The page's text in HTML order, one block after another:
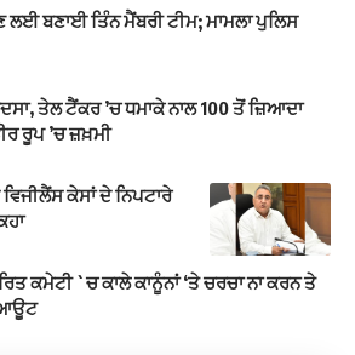
ਲਈ ਬਣਾਈ ਤਿੰਨ ਮੈਂਬਰੀ ਟੀਮ; ਮਾਮਲਾ ਪੁਲਿਸ
ਤੇਲ ਟੈਂਕਰ ’ਚ ਧਮਾਕੇ ਨਾਲ 100 ਤੋਂ ਜ਼ਿਆਦਾ
ਰੂਪ ’ਚ ਜ਼ਖ਼ਮੀ
ਕੇਸਾਂ ਦੇ ਨਿਪਟਾਰੇ
ਕਮੇਟੀ `ਚ ਕਾਲੇ ਕਾਨੂੰਨਾਂ ‘ਤੇ ਚਰਚਾ ਨਾ ਕਰਨ ਤੇ